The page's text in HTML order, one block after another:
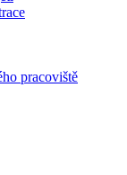
pracoviště